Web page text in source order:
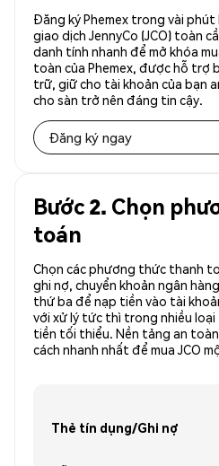
Đăng ký Phemex trong vài
giao dịch JennyCo (JCO) toàn
danh tính nhanh để mở khóa
toàn của Phemex, được hỗ trợ
trữ, giữ cho tài khoản của bạn
cho sàn trở nên đáng tin cậy.
Đăng ký ngay
Bước 2. Chọn
toán
Chọn các phương thức thanh
ghi nợ, chuyển khoản ngân
thứ ba để nạp tiền vào tài
với xử lý tức thì trong nhiều loại
tiền tối thiểu. Nền tảng an toàn
cách nhanh nhất để mua JCO
Thẻ tín dụng/Ghi nợ